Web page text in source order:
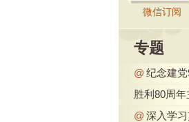
微信订阅
专题
@ 纪念建
胜利80周
@ 深入学